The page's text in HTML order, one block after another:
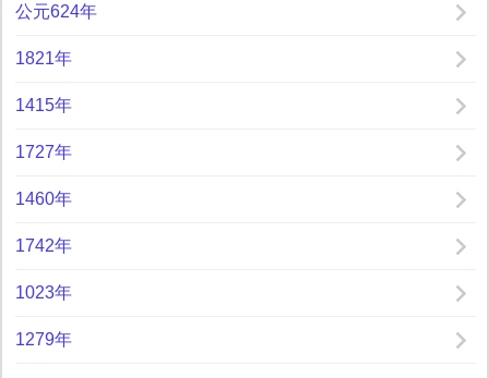
公元624年
1821年
1415年
1727年
1460年
1742年
1023年
1279年